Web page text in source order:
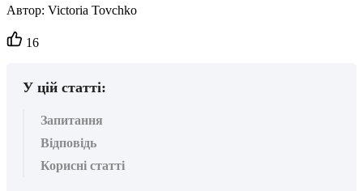
Автор: Victoria Tovchko
Кількість
вподобайок:
16
У цій статті:
Запитання
Відповідь
Корисні статті